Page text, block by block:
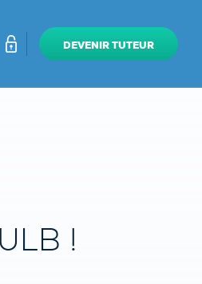
DEVENIR TUTEUR
!